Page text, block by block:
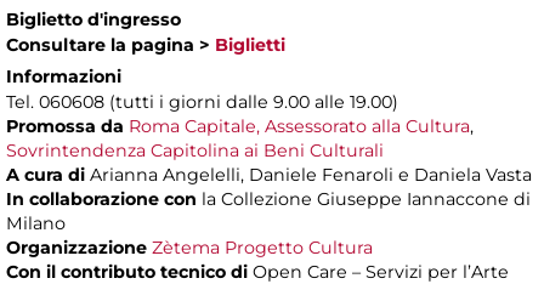
Biglietto d'ingresso
Consultare la pagina > Biglietti
Informazioni
Tel. 060608 (tutti i giorni dalle 9.00 alle 19.00)
Promossa da Roma Capitale, Assessorato alla Cultura,
Sovrintendenza Capitolina ai Beni Culturali
A cura di Arianna Angelelli, Daniele Fenaroli e Daniela Vasta
In collaborazione con la Collezione Giuseppe Iannaccone di
Milano
Organizzazione Zètema Progetto Cultura
Con il contributo tecnico di Open Care – Servizi per l’Arte